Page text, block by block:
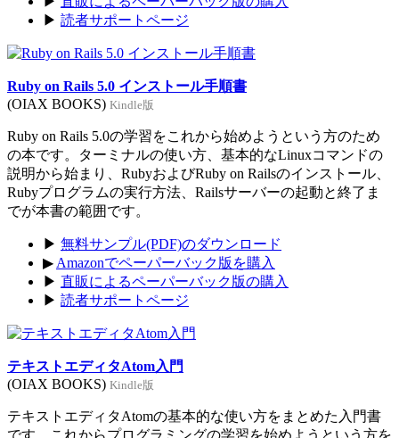
▶ 読者サポートページ
Ruby on Rails 5.0 インストール手順書
(OIAX BOOKS) Kindle版
Ruby on Rails 5.0の学習をこれから始めようという方のため
の本です。ターミナルの使い方、基本的なLinuxコマンドの
説明から始まり、RubyおよびRuby on Railsのインストール、
Rubyプログラムの実行方法、Railsサーバーの起動と終了ま
でが本書の範囲です。
▶ 無料サンプル(PDF)のダウンロード
▶ Amazonでペーパーバック版を購入
▶ 直販によるペーパーバック版の購入
▶ 読者サポートページ
テキストエディタAtom入門
(OIAX BOOKS) Kindle版
テキストエディタAtomの基本的な使い方をまとめた入門書
です。これからプログラミングの学習を始めようという方を